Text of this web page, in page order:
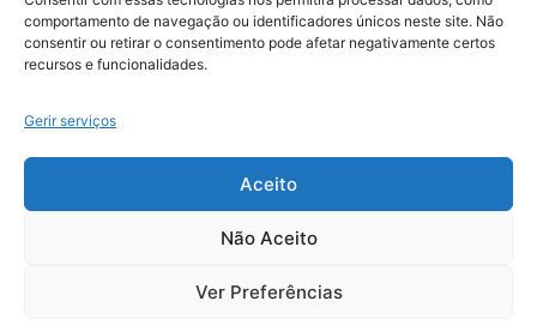
comportamento de navegação ou identificadores únicos neste site. Não
consentir ou retirar o consentimento pode afetar negativamente certos
recursos e funcionalidades.
Gerir serviços
Aceito
Não Aceito
Ver Preferências